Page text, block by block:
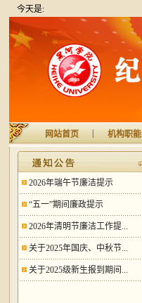
今天是:
网站首页 机构职能
2026年端午节廉洁提示
“五一”期间廉政提示
2026年清明节廉洁工作提...
关于2025年国庆、中秋节...
关于2025级新生报到期间...